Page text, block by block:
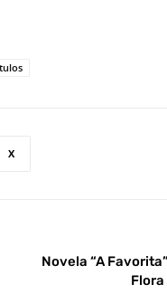
X
Novela “A
Flora